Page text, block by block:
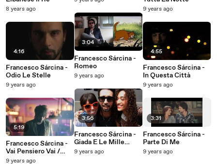
8 years ago
4:16
Francesco Sárcina -
Odio Le Stelle
9 years ago
5:19
Francesco Sárcina -
Vai Pensiero Vai /
Come Sei
9 years ago
3:04
Francesco Sárcina -
Romeo
9 years ago
3:56
Francesco Sárcina -
Giada E Le Mille
Esperienze
9 years ago
9 years ago
4:55
Francesco Sárcina -
In Questa Città
9 years ago
3:31
Francesco Sárcina -
Parte Di Me
9 years ago